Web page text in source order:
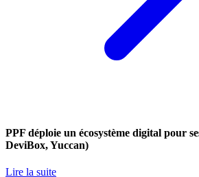
PPF déploie un écosystème digital pour
DeviBox, Yuccan)
Lire la suite